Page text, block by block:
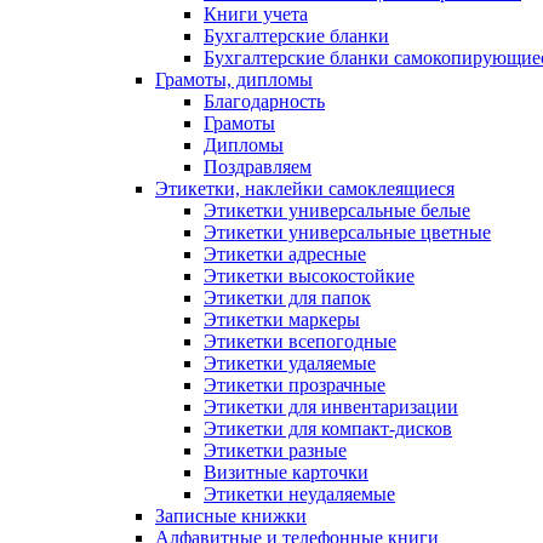
Книги учета
Бухгалтерские бланки
Бухгалтерские бланки
Грамоты, дипломы
Благодарность
Грамоты
Дипломы
Поздравляем
Этикетки, наклейки самоклеящиеся
Этикетки универсальные белые
Этикетки универсальные цветные
Этикетки адресные
Этикетки высокостойкие
Этикетки для папок
Этикетки маркеры
Этикетки всепогодные
Этикетки удаляемые
Этикетки прозрачные
Этикетки для инвентаризации
Этикетки для компакт-дисков
Этикетки разные
Визитные карточки
Этикетки неудаляемые
Записные книжки
Алфавитные и телефонные книги